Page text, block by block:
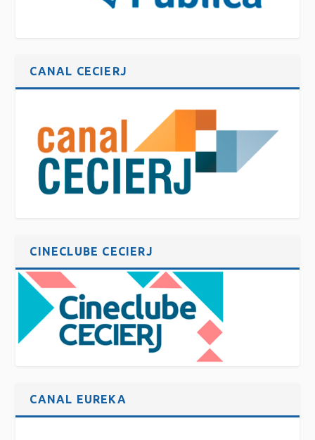
CANAL CECIERJ
CINECLUBE CECIERJ
CANAL EUREKA